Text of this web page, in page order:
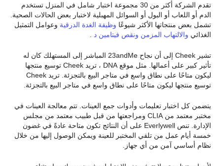
تقدم الشركة أكثر من 30 مجموعة اختبار شامل في المنزل تستخدم
الدم أو اللعاب أو البول أو السوائل المهبلية لاختبار بعض الحالات الصحية.
تشمل بعض منتجاتها الأكثر شيوعًا وظيفة الغدة الدرقية وعوامل التمثيل
الغذائي والالتهاب المزمن ونقص فيتامين د
تشير Cheek إلى أن نجاح 23andMe المباشر إلى المستهلك كان له
تأثير كبير على أعمالها. مثل موقع DNA ، تريد Cheek توسيع منتجها
ليكون متاحًا على نطاق واسع في متاجر البيع بالتجزئة. تريد Cheek
توسيع منتجها ليكون متاحًا على نطاق واسع في متاجر البيع بالتجزئة.
يتضمن كل اختبار تعليمات وأدوات جمع العينات. تتم معالجة العينات في
مختبر معتمد من CLIA ومراجعتها من قبل طبيب معتمد من مجلس
الإدارة. تنص Everlywell على أن النتائج تكون متاحة عادةً في غضون
خمسة أيام عمل من تلقي المختبر للعينة ويمكن الوصول إليها من خلال
نظام أساسي آمن من أي جهاز.